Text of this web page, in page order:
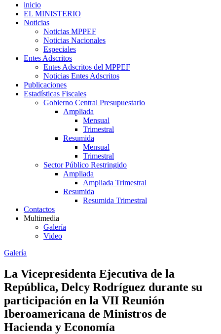
inicio
EL MINISTERIO
Noticias
Noticias MPPEF
Noticias Nacionales
Especiales
Entes Adscritos
Entes Adscritos del MPPEF
Noticias Entes Adscritos
Publicaciones
Estadísticas Fiscales
Gobierno Central Presupuestario
Ampliada
Mensual
Trimestral
Resumida
Mensual
Trimestral
Sector Público Restringido
Ampliada
Ampliada Trimestral
Resumida
Resumida Trimestral
Contactos
Multimedia
Galería
Video
Galería
La Vicepresidenta Ejecutiva de la
República, Delcy Rodríguez durante su
participación en la VII Reunión
Iberoamericana de Ministros de
Hacienda y Economía